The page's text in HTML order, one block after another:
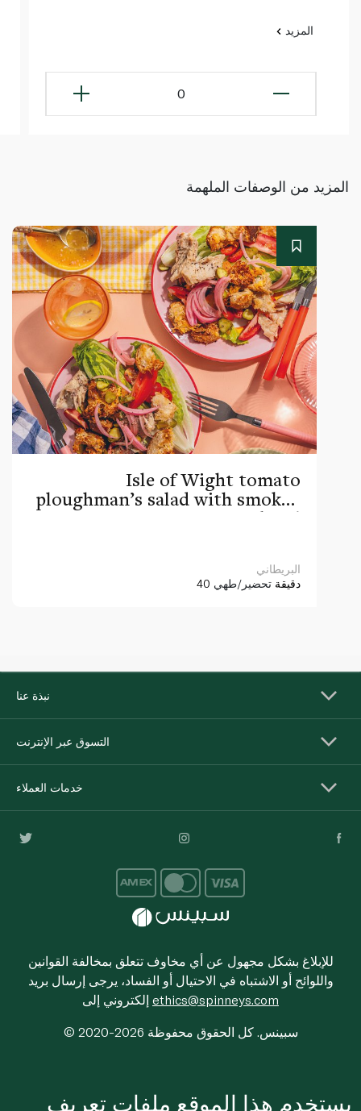
المزيد
0
المزيد من الوصفات الملهمة
Isle of Wight tomato
ploughman’s salad with smoked
mackerel
البريطاني
40 دقيقة تحضير/طهي
نبذة عنا
التسوق عبر الإنترنت
خدمات العملاء
للإبلاغ بشكل مجهول عن أي مخاوف تتعلق بمخالفة القوانين
واللوائح أو الاشتباه في الاحتيال أو الفساد، يرجى إرسال بريد
ethics@spinneys.com
© 2020-2026 سبينس. كل الحقوق محفوظة
يستخدم هذا الموقع ملفات تعريف